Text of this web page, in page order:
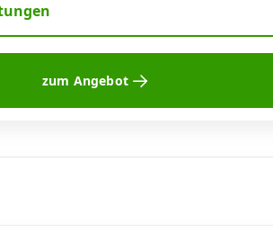
zum Angebot